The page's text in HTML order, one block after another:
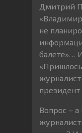
Дмитрий
не
балете»…
президент
Вопрос – а